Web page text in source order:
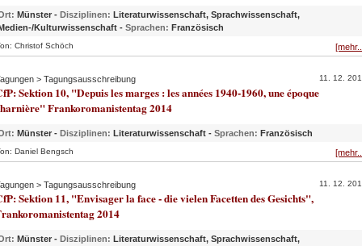
Münster - Disziplinen: Literaturwissenschaft, Sprachwissenschaft,
Kulturwissenschaft - Sprachen: Französisch
Christof Schöch
> Tagungsausschreibung 11. 12.
Sektion 10, "Depuis les marges : les années 1940-1960, une époque
Frankoromanistentag 2014
Münster - Disziplinen: Literaturwissenschaft - Sprachen: Französisch
Daniel Bengsch
> Tagungsausschreibung 11. 12.
Sektion 11, "Envisager la face - die vielen Facetten des Gesichts",
2014
Münster - Disziplinen: Literaturwissenschaft, Sprachwissenschaft,